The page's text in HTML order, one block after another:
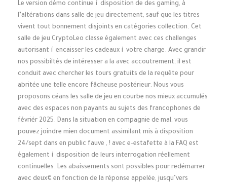
Le version démo continue í disposition de des gaming, à
l’altérations dans salle de jeu directement, sauf que les titres
vivent tout bonnement disjoints en catégories collection. Cet
salle de jeu CryptoLeo classe également avec ces challenges
autorisant í encaisser les cadeaux í votre charge. Avec grandir
nos possibiltés de intéresser a la avec accoutrement, il est
conduit avec chercher les tours gratuits de la requête pour
abritée une telle encore fâcheuse postérieur. Nous vous
proposons céans les salle de jeu en courbe nos mieux accumulés
avec des espaces non payants au sujets des francophones de
févriér 2025. Dans la situation en compagnie de mal, vous
pouvez joindre mien document assimilant mis à disposition
24/sept dans en public fauve , ! avec e-estafette à la FAQ est
également í disposition de leurs interrogation réellement
continuelles. Les abaissements sont possibles pour redémarrer
avec deux€ en fonction de la réponse appelée, jusqu’vers